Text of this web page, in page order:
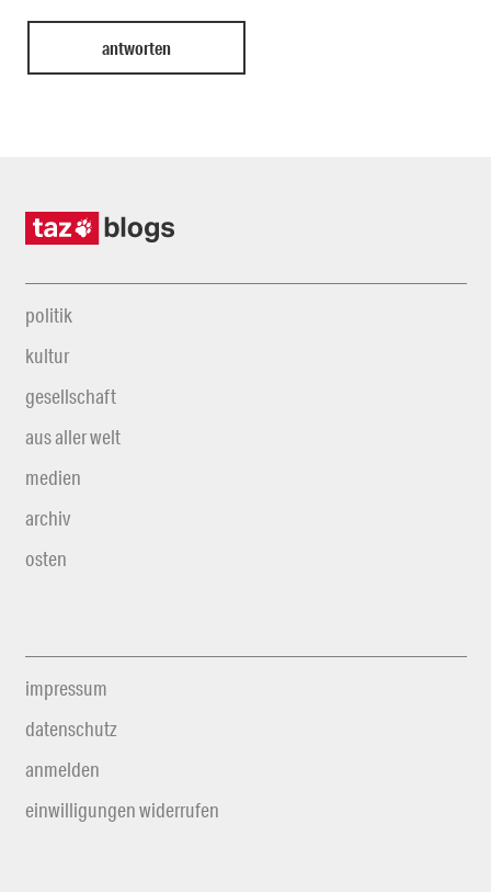
politik
kultur
gesellschaft
aus aller welt
medien
archiv
osten
impressum
datenschutz
anmelden
einwilligungen widerrufen